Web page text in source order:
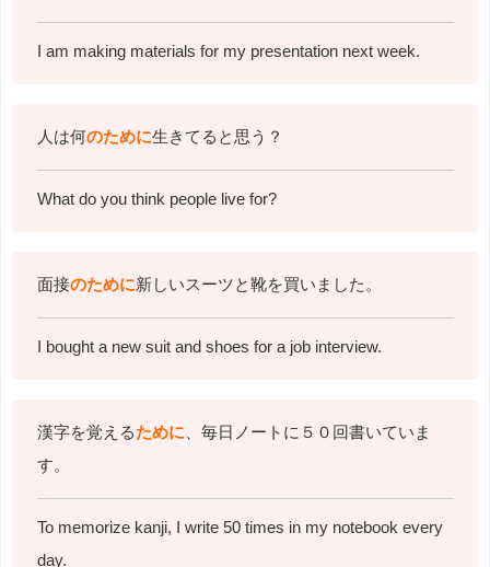
I am making materials for my presentation next week.
人は何のために生きてると思う？
What do you think people live for?
面接のために新しいスーツと靴を買いました。
I bought a new suit and shoes for a job interview.
漢字を覚えるために 、毎日ノートに５０回書いていま
す。
To memorize kanji, I write 50 times in my notebook every
day.